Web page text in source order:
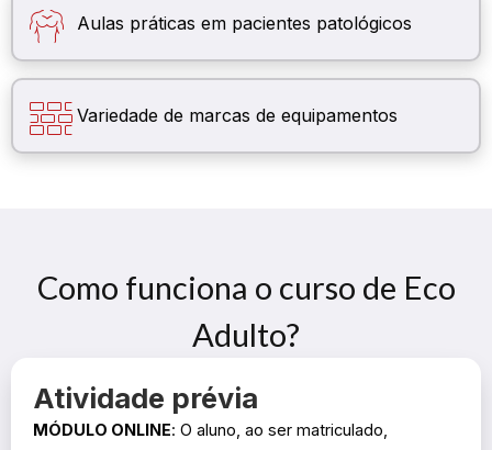
Aulas práticas em pacientes patológicos
Variedade de marcas de equipamentos
Como funciona o curso de Eco
Adulto?
Atividade prévia
MÓDULO ONLINE: O aluno, ao ser matriculado,